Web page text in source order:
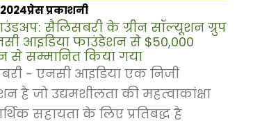
2024प्रेस प्रकाशनी
सैलिसबरी के ग्रीन सॉल्यूशन ग्रुप
आइडिया फाउंडेशन से $50,000
से सम्मानित किया गया
- एनसी आइडिया एक निजी
है जो उद्यमशीलता की महत्वाकांक्षा
सहायता के लिए प्रतिबद्ध है